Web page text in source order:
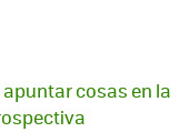
cosas en la